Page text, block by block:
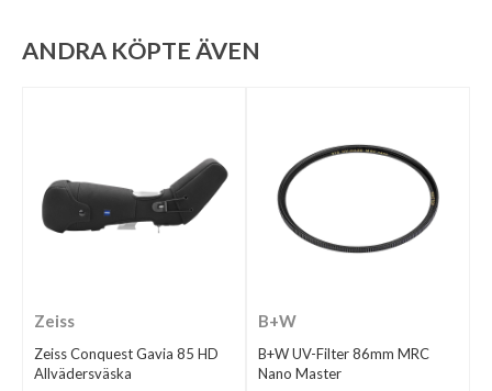
ANDRA KÖPTE ÄVEN
Zeiss
Zeiss Conquest Gavia 85 HD
Allvädersväska
B+W
B+W UV-Filter 86mm MRC
Nano Master